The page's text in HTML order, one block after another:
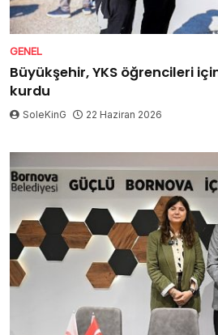
GENEL
Büyükşehir, YKS öğrencileri
kurdu
SoleKinG 22 Haziran 2026